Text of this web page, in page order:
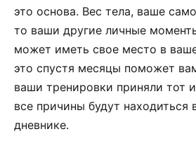
это основа. Вес тела, ваше
то ваши другие личные
может иметь свое место в
это спустя месяцы поможет
ваши тренировки приняли тот
все причины будут находиться
дневнике.